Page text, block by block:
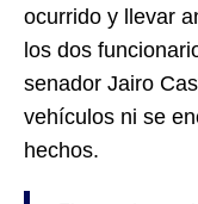
ocurrido y llevar
los dos
senador Jairo
vehículos ni se
hechos.